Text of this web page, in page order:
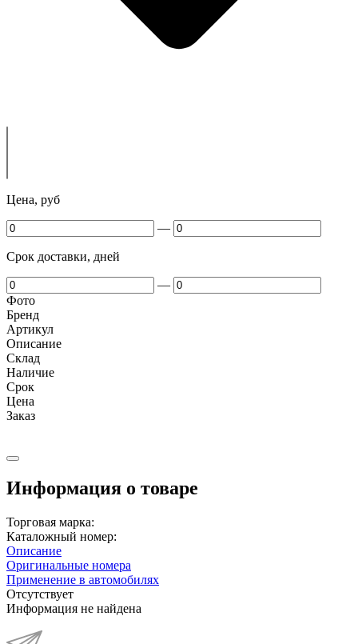
Цена, руб
—
Срок доставки, дней
—
Фото
Бренд
Артикул
Описание
Cклад
Наличие
Срок
Цена
Заказ
Информация о товаре
Торговая марка:
Каталожный номер:
Описание
Оригинальные номера
Применение в автомобилях
Отсутствует
Информация не найдена